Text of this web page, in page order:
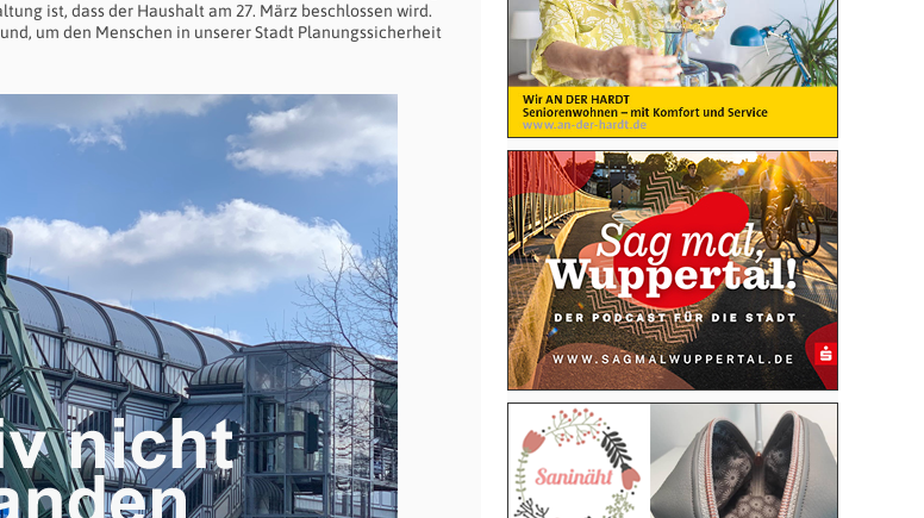
ist, dass der Haushalt am 27. März beschlossen wird.
um den Menschen in unserer Stadt Planungssicherheit